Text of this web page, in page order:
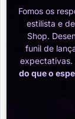
Fomos os
estilista e
Shop.
funil de
expectativas.
do que o